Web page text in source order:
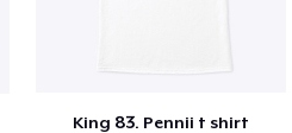
King 83. Pennii t shirt